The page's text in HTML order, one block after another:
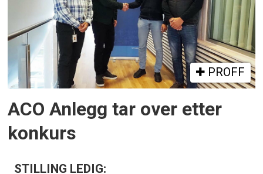
PROFF
ACO Anlegg tar over etter
konkurs
STILLING LEDIG: